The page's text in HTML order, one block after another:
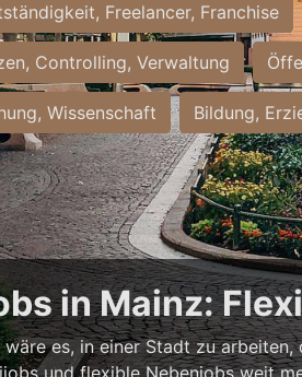
Freelancer, Franchise
Controlling, Verwaltung
Wissenschaft Bildung,
in Mainz:
wäre es, in einer Stadt zu